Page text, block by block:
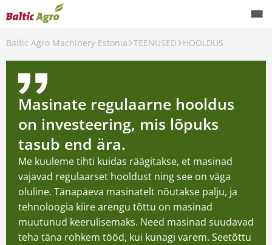
Baltic Agro Machinery Estonia TEENUSED HOOLDUS
Masinate regulaarne hooldus
on investeering, mis lõpuks
tasub end ära.
Me kuuleme tihti kuidas räägitakse, et masinad
vajavad regulaarset hooldust ning see on väga
oluline. Tänapäeva masinatelt nõutakse palju, ja
tehnoloogia kiire arengu tõttu on masinad
muutunud keerulisemaks. Need masinad suudavad
teha täna rohkem tööd, kui kunagi varem. Seetõttu
Tagasi
HOOLDUS
VARUOSAD